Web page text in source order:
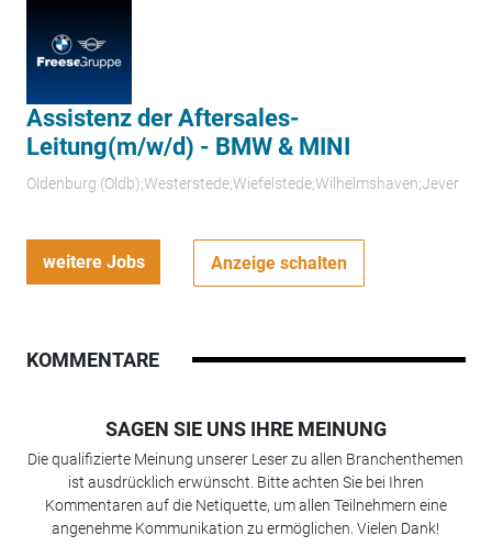
Assistenz der Aftersales-
Leitung(m/w/d) - BMW & MINI
Oldenburg (Oldb);Westerstede;Wiefelstede;Wilhelmshaven;Jever
weitere Jobs Anzeige schalten
KOMMENTARE
SAGEN SIE UNS IHRE MEINUNG
Die qualifizierte Meinung unserer Leser zu allen Branchenthemen
ist ausdrücklich erwünscht. Bitte achten Sie bei Ihren
Kommentaren auf die Netiquette, um allen Teilnehmern eine
angenehme Kommunikation zu ermöglichen. Vielen Dank!